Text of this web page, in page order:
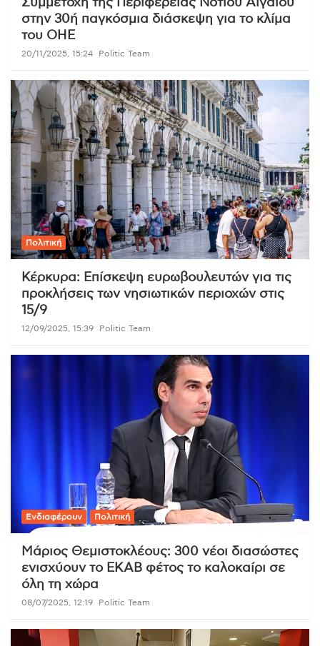
Συμμετοχή της Περιφέρειας Νοτίου Αιγαίου
στην 30ή παγκόσμια διάσκεψη για το κλίμα
του ΟΗΕ
20/11/2025, 15:24 Politic Team
Πολιτική
Κέρκυρα: Επίσκεψη ευρωβουλευτών για τις
προκλήσεις των νησιωτικών περιοχών στις
15/9
12/09/2025, 15:39 Politic Team
Ενδιαφέρουν Πολιτική
Μάριος Θεμιστοκλέους: 300 νέοι διασώστες
ενισχύουν το ΕΚΑΒ φέτος το καλοκαίρι σε
όλη τη χώρα
08/07/2025, 12:19 Politic Team